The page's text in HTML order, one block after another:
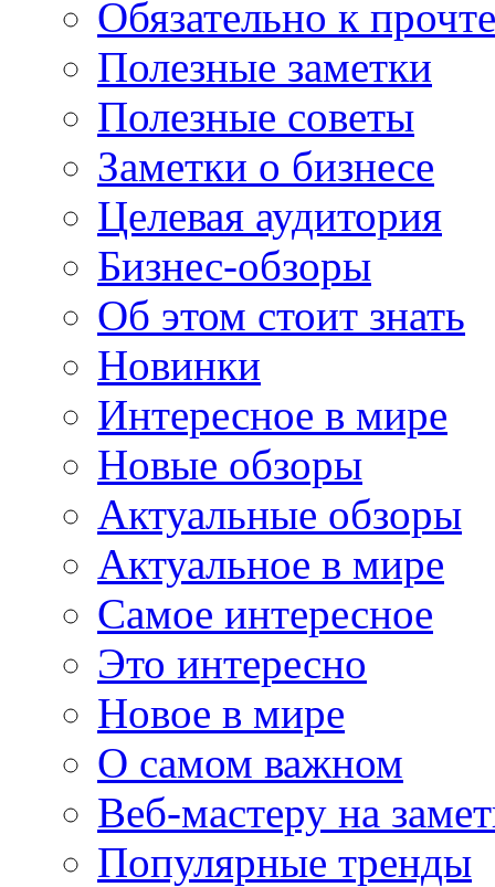
Обязательно к
Полезные заметки
Полезные советы
Заметки о бизнесе
Целевая аудитория
Бизнес-обзоры
Об этом стоит знать
Новинки
Интересное в мире
Новые обзоры
Актуальные обзоры
Актуальное в мире
Самое интересное
Это интересно
Новое в мире
О самом важном
Веб-мастеру на
Популярные тренды